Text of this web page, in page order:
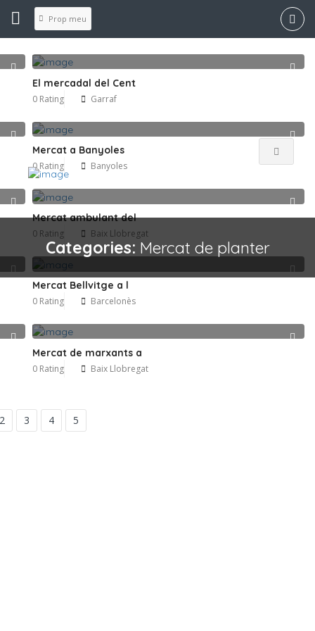
Categories: Mercat de planter
Prop meu
El mercadal del Cent
0 Rating Garraf
Mercat a Banyoles
0 Rating Banyoles
Mercat ambulant del
0 Rating Baix Llobregat
Mercat Bellvitge a l
0 Rating Barcelonès
Mercat de marxants a
0 Rating Baix Llobregat
2 3 4 5